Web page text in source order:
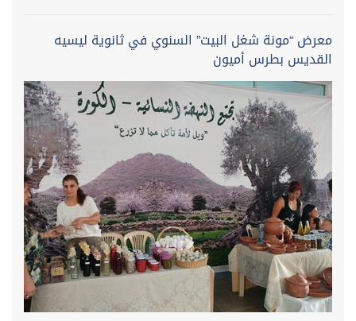
معرض “مونة شغل البيت” السنوي في ثانوية ليسيه
القديس بطرس أميون